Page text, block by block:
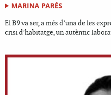
MARINA PARÉS
El B9 va ser, a més d’una de les
crisi d’habitatge, un autèntic